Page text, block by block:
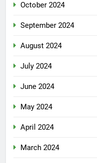
October 2024
September 2024
August 2024
July 2024
June 2024
May 2024
April 2024
March 2024